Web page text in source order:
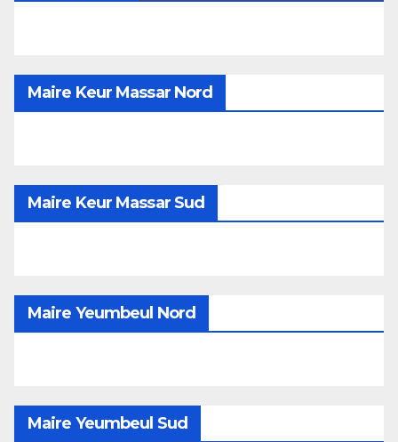
Maire Keur Massar Nord
Maire Keur Massar Sud
Maire Yeumbeul Nord
Maire Yeumbeul Sud